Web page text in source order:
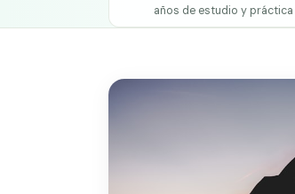
años de estudio y práctica